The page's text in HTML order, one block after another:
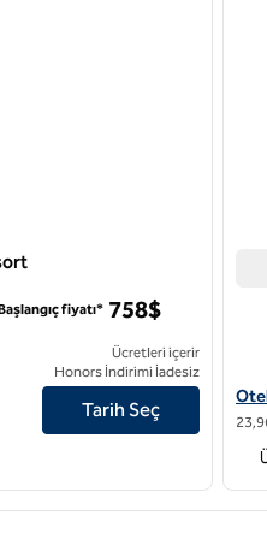
detaylarını görüntüleyin
fiyatı* 758$
Ücretleri içerir
Honors İndirimi İadesiz
Tarih Seç